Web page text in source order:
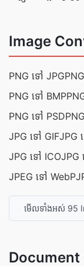
Image
PNG ទៅ JPG
PNG ទៅ BMP
PNG ទៅ PSD
JPG ទៅ GIFJPG
JPG ទៅ ICOJPG
JPEG ទៅ WebP
មើលទាំងអស់ 95